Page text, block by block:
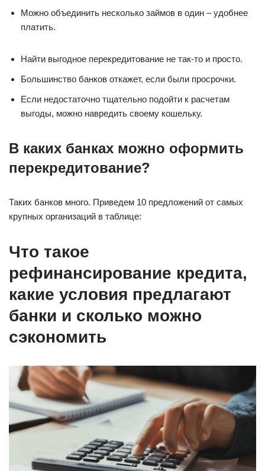
Можно объединить несколько займов в один – удобнее
платить.
Найти выгодное перекредитование не так-то и просто.
Большинство банков откажет, если были просрочки.
Если недостаточно тщательно подойти к расчетам
выгоды, можно навредить своему кошельку.
В каких банках можно оформить
перекредитование?
Таких банков много. Приведем 10 предложений от самых
крупных организаций в таблице:
Что такое
рефинансирование кредита,
какие условия предлагают
банки и сколько можно
сэкономить